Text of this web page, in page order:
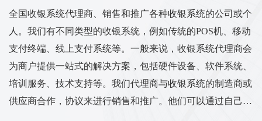
全国收银系统代理商、销售和推广各种收银系统的公司或个
人。我们有不同类型的收银系统，例如传统的POS机、移动
支付终端、线上支付系统等。一般来说，收银系统代理商会
为商户提供一站式的解决方案，包括硬件设备、软件系统、
培训服务、技术支持等。我们代理商与收银系统的制造商或
供应商合作，协议来进行销售和推广。他们可以通过自己的